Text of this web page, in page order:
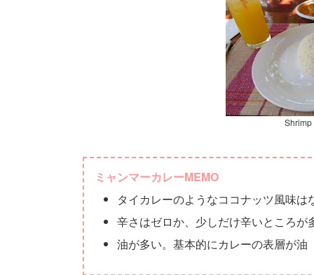
Shrimp
ミャンマーカレーMEMO
タイカレーのようなココナッツ風味
辛さはゼロか、少しだけ辛いところ
油が多い。基本的にカレーの表層が油